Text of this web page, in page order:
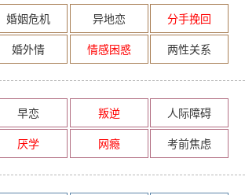
婚姻危机 异地恋
分手挽回
婚外情
情感困惑 两性关系
早恋 叛逆
人际障碍
厌学
网瘾 考前焦虑